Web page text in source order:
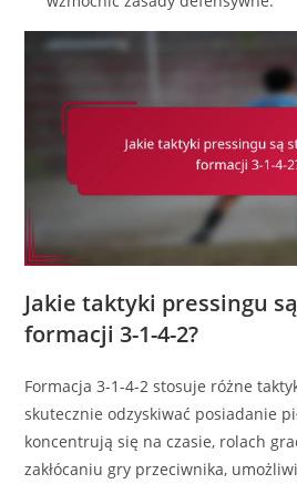
Jakie taktyki pressingu
formacji 3-1-4-2?
Formacja 3-1-4-2 stosuje różne
skutecznie odzyskiwać posiadanie
koncentrują się na czasie, rolach
zakłócaniu gry przeciwnika,